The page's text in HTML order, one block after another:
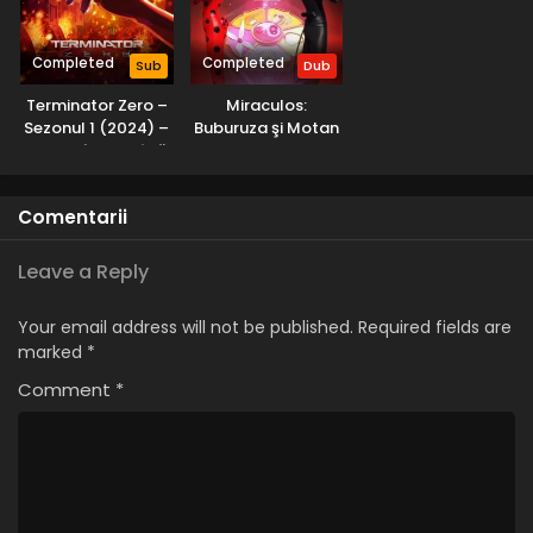
Naruto – Sezonul 1 Episodul 18 – Armele
cunoscute ca Shinobi
Eps 18 - Armele cunoscute ca Shinobi - 25 July, 2025
Naruto – Sezonul 1 Episodul 17 – Trecutul
imaculat ambiție ascunsă
Naruto – Sezonul 1 Episodul 15 – Vizibilitate zero
Completed Sub
Terminator Zero –
Sezonul 1 (2024) –
Dublat în Română
Completed Dub
Miraculos:
Buburuza şi Motan
Comentarii
Leave a Reply
Your email address will not be published. Required fields are
marked *
Comment *